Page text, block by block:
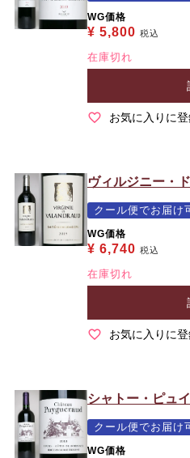
WG価格
¥ 5,800 税込
在庫切れ
お気に入りに
ヴィルジニー・
クール便でお届け
WG価格
¥ 6,740 税込
在庫切れ
お気に入りに
シャトー・ピュ
クール便でお届け
WG価格